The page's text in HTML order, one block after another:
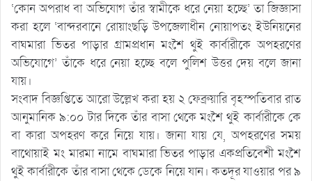
‘কোন অপরাধ বা অভিযোগ তাঁর স্বামীকে ধরে নেয়া হচ্ছে’ তা জিজ্ঞাসা
করা হলে ‘বান্দরবানে রোয়াংছড়ি উপজেলাধীন নোয়াপতং ইউনিয়নের
বাঘমারা ভিতর পাড়ার গ্রামপ্রধান মংশৈ থুই কার্বারীকে অপহরণের
অভিযোগে’ তাঁকে ধরে নেয়া হচ্ছে বলে পুলিশ উত্তর দেয় বলে জানা
যায়।
সংবাদ বিজ্ঞপ্তিতে আরো উল্লেখ করা হয় ২ ফেব্রুয়ারি বৃহস্পতিবার রাত
আনুমানিক ৯:০০ টার দিকে তাঁর বাসা থেকে মংশৈ থুই কার্বারীকে কে
বা কারা অপহরণ করে নিয়ে যায়। জানা যায় যে, অপহরণের সময়
বাথোয়াই মং মারমা নামে বাঘমারা ভিতর পাড়ার একপ্রতিবেশী মংশৈ
থুই কার্বারীকে তাঁর বাসা থেকে ডেকে নিয়ে যান। কতদূর যাওয়ার পর ৯